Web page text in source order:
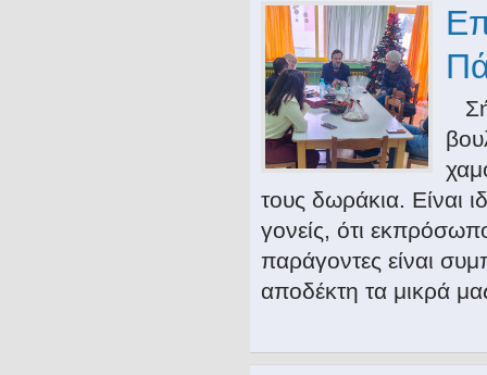
τους δωράκια. Είναι
γονείς, ότι
παράγοντες είναι
αποδέκτη τα μικρά